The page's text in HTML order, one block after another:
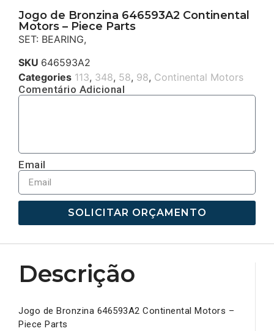
Jogo de Bronzina 646593A2 Continental
Motors – Piece Parts
SET: BEARING,
SKU 646593A2
Categories 113, 348, 58, 98, Continental Motors
Comentário Adicional
Email
SOLICITAR ORÇAMENTO
Descrição
Jogo de Bronzina 646593A2 Continental Motors –
Piece Parts